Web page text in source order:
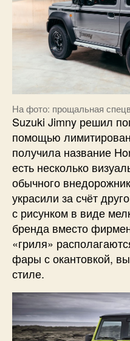
На фото: прощальная
Suzuki Jimny решил
помощью
получила название
есть несколько
обычного
украсили за счёт
с рисунком в виде
бренда вместо
«гриля»
фары с окантовкой,
стиле.